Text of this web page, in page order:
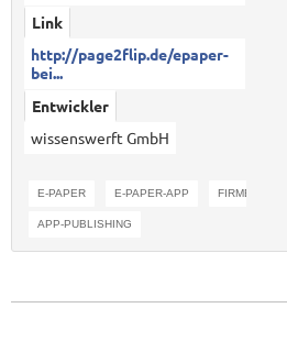
Link
http://page2flip.de/epaper-
bei...
Entwickler
wissenswerft GmbH
E-PAPER E-PAPER-APP FIRMEN-APP
APP-PUBLISHING